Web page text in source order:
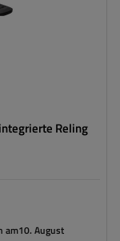
Reling
am10. August